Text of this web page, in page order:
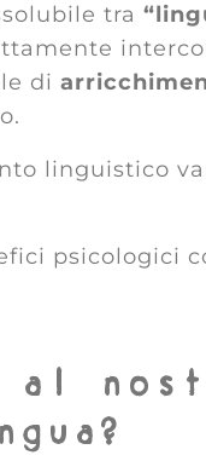
tra “
di
linguistico
psicologici
al